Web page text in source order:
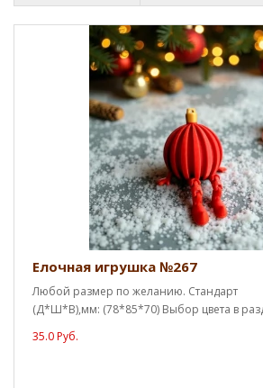
Елочная игрушка №267
Любой размер по желанию. Стандарт
(Д*Ш*В),мм: (78*85*70) Выбор цвета в
35.0 Руб.